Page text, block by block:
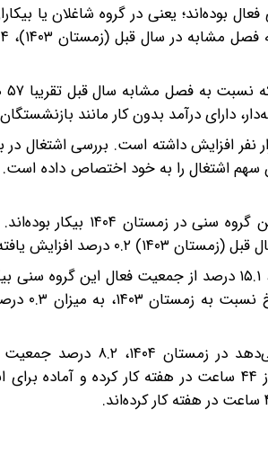
و بیشتر از نظر اقتصادی فعال بوده‌اند؛ یعنی در گروه شاغلان
دارای درآمد بدون کار مانند
و ۹۷ هزار نفر بوده که نسبت به فصل مشابه سال قبل تقریبا ۸۱۰ هزار نفر افزایش داشته
۱۴۰۴، بخش خدمات با ۵۴.۲ درصد بیشترین سهم اشتغال را به خود
نرخ بیکاری جوانان ۱۵ تا ۲۴‌ساله حاکی از آن است که ۲۱.۲
افزایش یافته است.
بررسی نرخ بیکاری گروه سنی ۱۸ تا ۳۵‌ساله نیز نشان می‌دهد‌ در زمستان ۱۴۰۴، ۱۵.۱ درصد از
در حالی است که
بررسی سهم جمعیت دارای اشتغال ناقص جمعیت ۱۵‌ساله و
اقتصادی (فصل غیرکاری، رکود کاری، پیدا‌نکردن کار با ساعت بیشتر و...) کمتر از ۴۴ ساعت در